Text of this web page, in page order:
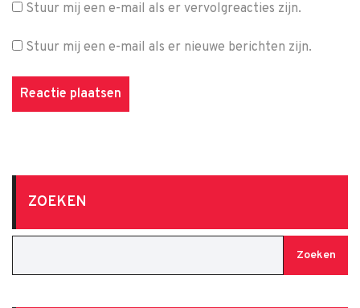
Stuur mij een e-mail als er vervolgreacties zijn.
Stuur mij een e-mail als er nieuwe berichten zijn.
ZOEKEN
Zoeken